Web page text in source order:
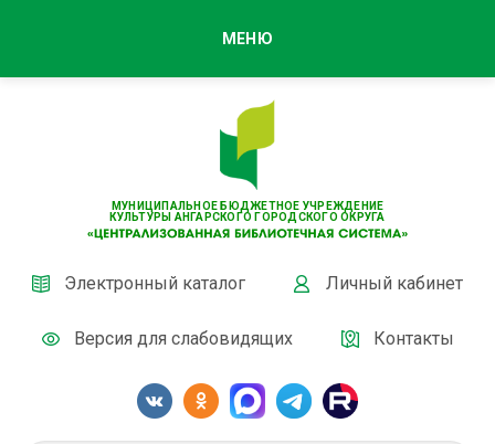
МУНИЦИПАЛЬНОЕ БЮДЖЕТНОЕ УЧРЕЖДЕНИЕ
КУЛЬТУРЫ АНГАРСКОГО ГОРОДСКОГО ОКРУГА
Электронный каталог Личный кабинет
Версия для слабовидящих Контакты
МЕНЮ